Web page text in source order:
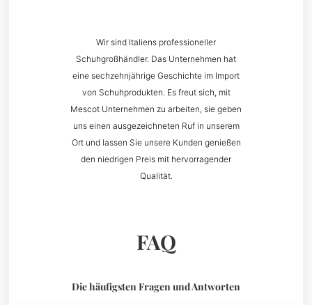
Wir sind Italiens professioneller
Schuhgroßhändler. Das Unternehmen hat
eine sechzehnjährige Geschichte im Import
von Schuhprodukten. Es freut sich, mit
Mescot Unternehmen zu arbeiten, sie geben
uns einen ausgezeichneten Ruf in unserem
Ort und lassen Sie unsere Kunden genießen
den niedrigen Preis mit hervorragender
Qualität.
FAQ
Die häufigsten Fragen und Antworten